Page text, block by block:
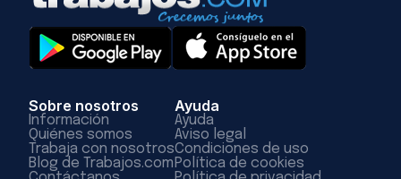
Sobre nosotros
Información
Quiénes somos
Trabaja con nosotros
Blog de Trabajos.com
Ayuda
Ayuda
Aviso legal
Condiciones de uso
Política de cookies